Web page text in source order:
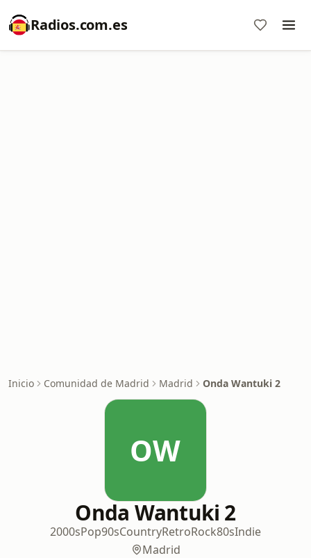
Radios.com.es
Inicio Comunidad de Madrid Madrid Onda Wantuki 2
OW
Onda Wantuki 2
2000sPop90sCountryRetroRock80sIndie
Madrid